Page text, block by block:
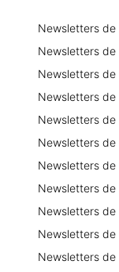
Newsletters de
Newsletters de
Newsletters de
Newsletters de
Newsletters de
Newsletters de
Newsletters de
Newsletters de
Newsletters de
Newsletters de
Newsletters de